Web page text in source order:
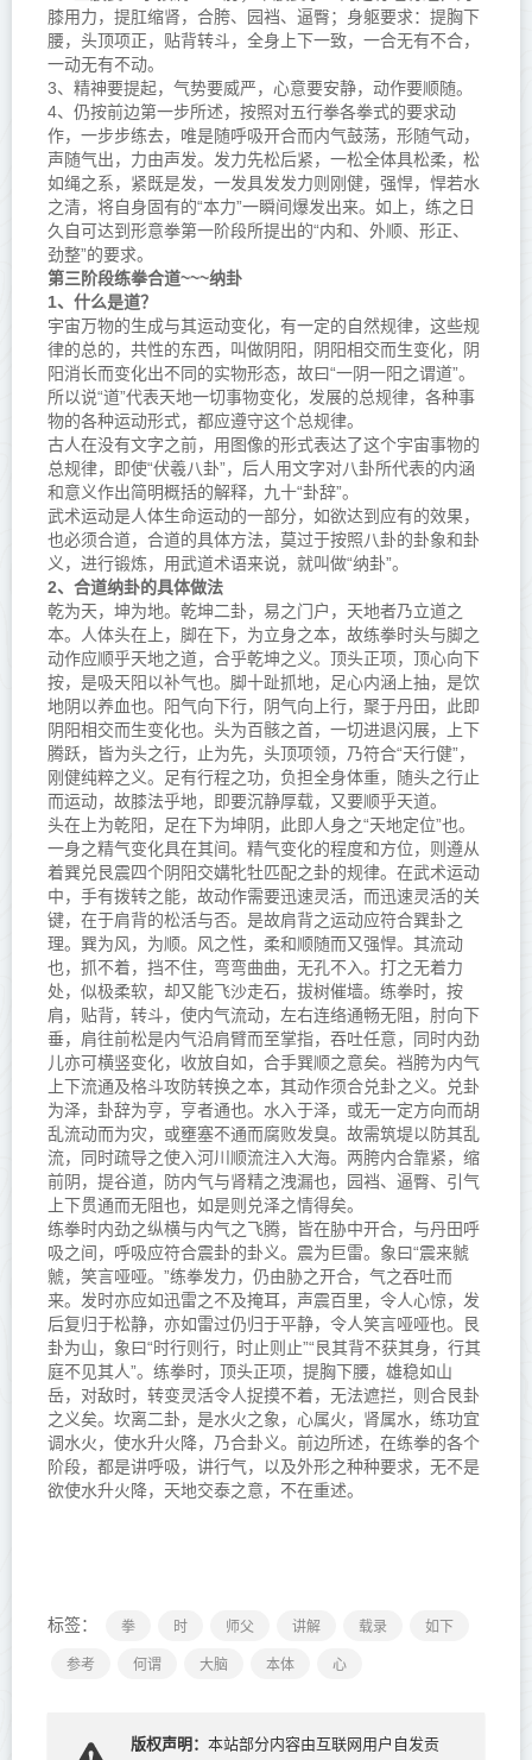
膝用力，提肛缩肾，合胯、园裆、逼臀；身躯要求：提胸下
腰，头顶项正，贴背转斗，全身上下一致，一合无有不合，
一动无有不动。
3、精神要提起，气势要威严，心意要安静，动作要顺随。
4、仍按前边第一步所述，按照对五行拳各拳式的要求动
作，一步步练去，唯是随呼吸开合而内气鼓荡，形随气动，
声随气出，力由声发。发力先松后紧，一松全体具松柔，松
如绳之系，紧既是发，一发具发发力则刚健，强悍，悍若水
之清，将自身固有的“本力”一瞬间爆发出来。如上，练之日
久自可达到形意拳第一阶段所提出的“内和、外顺、形正、
劲整”的要求。
第三阶段练拳合道~~~纳卦
1、什么是道？
宇宙万物的生成与其运动变化，有一定的自然规律，这些规
律的总的，共性的东西，叫做阴阳，阴阳相交而生变化，阴
阳消长而变化出不同的实物形态，故曰“一阴一阳之谓道”。
所以说“道”代表天地一切事物变化，发展的总规律，各种事
物的各种运动形式，都应遵守这个总规律。
古人在没有文字之前，用图像的形式表达了这个宇宙事物的
总规律，即使“伏羲八卦”，后人用文字对八卦所代表的内涵
和意义作出简明概括的解释，九十“卦辞”。
武术运动是人体生命运动的一部分，如欲达到应有的效果，
也必须合道，合道的具体方法，莫过于按照八卦的卦象和卦
义，进行锻炼，用武道术语来说，就叫做“纳卦”。
2、 合道纳卦的具体做法
乾为天，坤为地。乾坤二卦，易之门户，天地者乃立道之
本。人体头在上，脚在下，为立身之本，故练拳时头与脚之
动作应顺乎天地之道，合乎乾坤之义。顶头正项，顶心向下
按，是吸天阳以补气也。脚十趾抓地，足心内涵上抽，是饮
地阴以养血也。阳气向下行，阴气向上行，聚于丹田，此即
阴阳相交而生变化也。头为百骸之首，一切进退闪展，上下
腾跃，皆为头之行，止为先，头顶项领，乃符合“天行健”，
刚健纯粹之义。足有行程之功，负担全身体重，随头之行止
而运动，故膝法乎地，即要沉静厚载，又要顺乎天道。
头在上为乾阳，足在下为坤阴，此即人身之“天地定位”也。
一身之精气变化具在其间。精气变化的程度和方位，则遵从
着巽兑艮震四个阴阳交媾牝牡匹配之卦的规律。在武术运动
中，手有拨转之能，故动作需要迅速灵活，而迅速灵活的关
键，在于肩背的松活与否。是故肩背之运动应符合巽卦之
理。巽为风，为顺。风之性，柔和顺随而又强悍。其流动
也，抓不着，挡不住，弯弯曲曲，无孔不入。打之无着力
处，似极柔软，却又能飞沙走石，拔树催墙。练拳时，按
肩，贴背，转斗，使内气流动，左右连络通畅无阻，肘向下
垂，肩往前松是内气沿肩臂而至掌指，吞吐任意，同时内劲
儿亦可横竖变化，收放自如，合手巽顺之意矣。裆胯为内气
上下流通及格斗攻防转换之本，其动作须合兑卦之义。兑卦
为泽，卦辞为亨，亨者通也。水入于泽，或无一定方向而胡
乱流动而为灾，或壅塞不通而腐败发臭。故需筑堤以防其乱
流，同时疏导之使入河川顺流注入大海。两胯内合靠紧，缩
前阴，提谷道，防内气与肾精之洩漏也，园裆、逼臀、引气
上下贯通而无阻也，如是则兑泽之情得矣。
练拳时内劲之纵横与内气之飞腾，皆在胁中开合，与丹田呼
吸之间，呼吸应符合震卦的卦义。震为巨雷。象曰“震来虩
虩，笑言哑哑。”练拳发力，仍由胁之开合，气之吞吐而
来。发时亦应如迅雷之不及掩耳，声震百里，令人心惊，发
后复归于松静，亦如雷过仍归于平静，令人笑言哑哑也。艮
卦为山，象曰“时行则行，时止则止”“艮其背不获其身，行其
庭不见其人”。练拳时，顶头正项，提胸下腰，雄稳如山
岳，对敌时，转变灵活令人捉摸不着，无法遮拦，则合艮卦
之义矣。坎离二卦，是水火之象，心属火，肾属水，练功宜
调水火，使水升火降，乃合卦义。前边所述，在练拳的各个
阶段，都是讲呼吸，讲行气，以及外形之种种要求，无不是
欲使水升火降，天地交泰之意，不在重述。
标签： 拳 时 师父 讲解 载录
如下
参考
何谓 大脑 本体 心
版权声明： 本站部分内容由互联网用户自发贡